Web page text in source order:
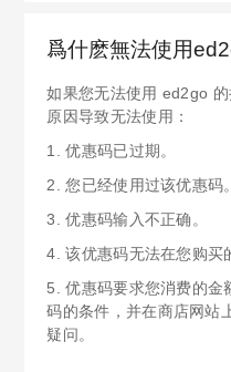
爲什麽無法使用
如果您无法使用 ed2go
原因导致无法使用：
1. 优惠码已过期。
2. 您已经使用过该优惠码。
3. 优惠码输入不正确。
4. 该优惠码无法在您购买
5. 优惠码要求您消费的金
码的条件，并在商店网站
疑问。